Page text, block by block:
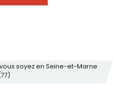
soyez en Seine-et-Marne